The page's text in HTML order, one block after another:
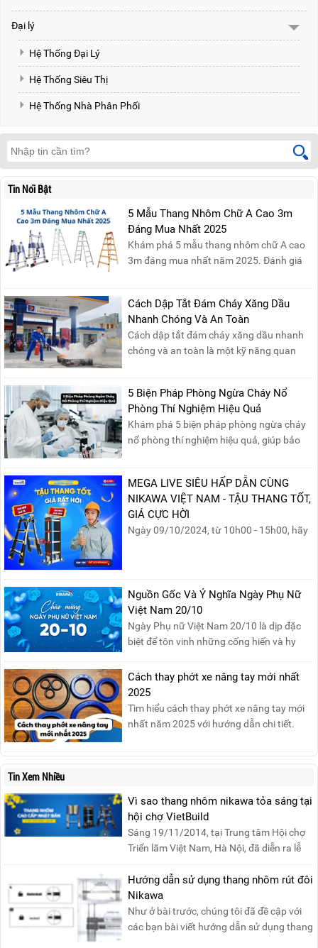
Đại lý
Hệ Thống Đại Lý
Hệ Thống Siêu Thị
Hệ Thống Nhà Phân Phối
Tin Nổi Bật
5 Mẫu Thang Nhôm Chữ A Cao 3m
Đáng Mua Nhất 2025
Khám phá 5 mẫu thang nhôm chữ A cao
3m đáng mua nhất năm 2025. Đánh giá
sản phẩm phù hợp!
Cách Dập Tắt Đám Cháy Xăng Dầu
Nhanh Chóng Và An Toàn
Cách dập tắt đám cháy xăng dầu nhanh
chóng và an toàn là một kỹ năng quan
cháy xăng dầu rất dễ lan rộng và gây thiệt
hại nghiêm trọng nếu không được xử lý kịp
thời. Vì vậy, việc hiểu rõ các phương pháp
dập tắt...
5 Biện Pháp Phòng Ngừa Cháy Nổ
Phòng Thí Nghiệm Hiệu Quả
Khám phá 5 biện pháp phòng ngừa cháy
nổ phòng thí nghiệm hiệu quả, giúp bảo
sản, giảm thiểu nguy cơ cháy nổ phòng thí
nghiệm.
MEGA LIVE SIÊU HẤP DẪN CÙNG
NIKAWA VIỆT NAM - TẬU THANG TỐT,
GIÁ CỰC HỜI
Ngày 09/10/2024, từ 10h00 - 15h00, hãy
phần quà siêu hấp dẫn và mua sắm
những sản phẩm thang chính hãng với
mức giá không thể tốt hơn!Tham gia
Mega Live, bạn sẽ nhận được gì?...
Nguồn Gốc Và Ý Nghĩa Ngày Phụ Nữ
Việt Nam 20/10
Ngày Phụ nữ Việt Nam 20/10 là dịp đặc
biệt để tôn vinh những cống hiến và hy
Khởi nguồn từ sự ra đời của Hội Phụ nữ
phản đế Việt Nam vào năm 1930, ngày
này không chỉ ghi nhận vai trò quan trọng
của phụ nữ ...
Cách thay phớt xe nâng tay mới nhất
2025
Tìm hiểu cách thay phớt xe nâng tay mới
nhất năm 2025 với hướng dẫn chi tiết.
phớt đúng cách, giúp xe nâng hoạt động
Tin Xem Nhiều
Vì sao thang nhôm nikawa tỏa sáng tại
hội chợ VietBuild
Sáng 19/11/2014, tại Trung tâm Hội chợ
Triển lãm Việt Nam, Hà Nội, đã diễn ra lễ
khai mạc “Triể....
Hướng dẫn sử dụng thang nhôm rút đôi
Nikawa
Như ở bài trước, chúng tôi đã đề cập với
các bạn bài viết hướng dẫn sử dụng thang